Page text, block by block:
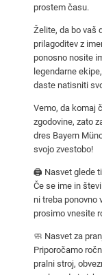
prostem času.
Želite, da bo vaš
prilagoditev z
ponosno nosite
legendarne
daste natisniti
Vemo, da komaj
zgodovine, zato
dres Bayern
svojo zvestobo!
🖨️ Nasvet glede
Če se ime in
ni treba ponovno
prosimo vnesite
🧼 Nasvet za
Priporočamo
pralni stroj,